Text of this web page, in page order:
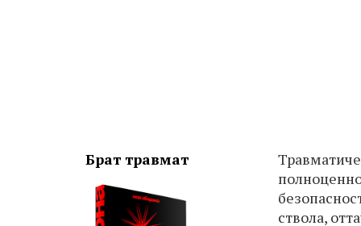
Брат травмат
ствола,